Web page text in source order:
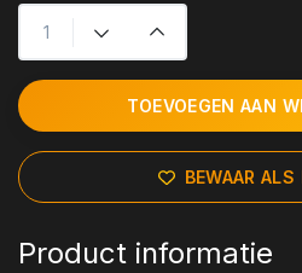
TOEVOEGEN AAN
BEWAAR ALS
Product informatie